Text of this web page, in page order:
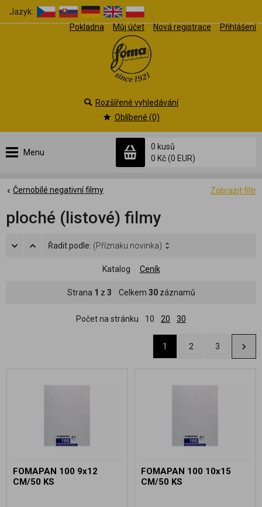
Jazyk:
Pokladna
Můj účet Nová registrace Přihlášení
Menu
0 kusů
0 Kč(0 EUR)
Rozšířené vyhledávání
Oblíbené (0)
Zobrazit filtr
Černobílé negativní filmy
ploché (listové) filmy
Řadit podle: (Příznaku novinka)
Katalog Ceník
Strana 1 z 3 Celkem 30záznamů
Počet na stránku 10 20 30
1 2 3
FOMAPAN 100 9x12
CM/50 KS
FOMAPAN 100 10x15
CM/50 KS